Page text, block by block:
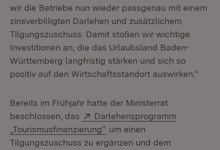
wir die Betriebe nun wieder passgenau mit einem
zinsverbilligten Darlehen und zusätzlichem
Tilgungszuschuss. Damit stoßen wir wichtige
Investitionen an, die das Urlaubsland Baden-
Württemberg langfristig stärken und sich so
positiv auf den Wirtschaftsstandort auswirken.“
Bereits im Frühjahr hatte der Ministerrat
beschlossen, das
Extern:
Darlehensprogramm
„Tourismusfinanzierung“ (Öffnet in neuem Fenster)
um einen
Tilgungszuschuss zu ergänzen und dem